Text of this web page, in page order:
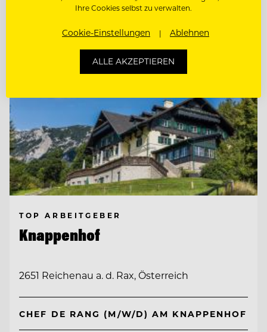
Entdecke alle Jobs
TOP ARBEITGEBER
Knappenhof
2651 Reichenau a. d. Rax, Österreich
CHEF DE RANG (M/W/D) AM KNAPPENHOF
Ihre Cookies selbst zu verwalten.
Cookie-Einstellungen Ablehnen
ALLE AKZEPTIEREN